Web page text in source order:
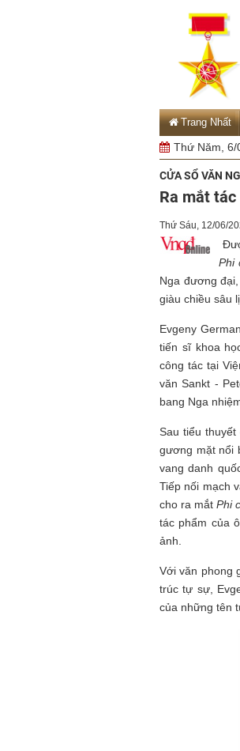
Trang Nhất
Thứ Năm, 6/
CỬA SỔ VĂN
Ra mắt
Thứ Sáu, 12/06/
Phi
Nga đương
giàu chiều sâu
Evgeny
tiến sĩ khoa
công tác tại
văn Sankt -
bang Nga
Sau tiểu
gương mặt nổi
vang danh
Tiếp nối mạch
cho ra mắtPhi
tác phẩm của
ảnh.
Với văn phong
trúc tự sự,
của những tên